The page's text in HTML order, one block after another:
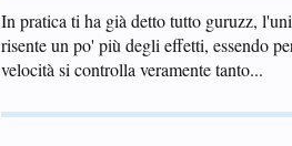
In pratica ti ha già detto tutto guruzz,
risente un po' più degli effetti, essendo
velocità si controlla veramente tanto...